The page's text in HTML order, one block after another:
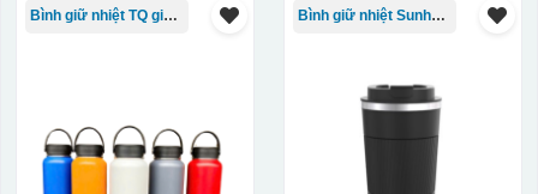
Bình giữ nhiệt TQ giá rẻ Bình giữ nhiệt Sunhouse